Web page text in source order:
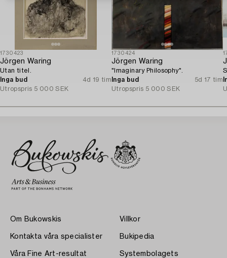
1730423
Jörgen Waring
Utan titel.
Inga bud
4d 19 tim
Utropspris 5 000 SEK
1730424
Jörgen Waring
"Imaginary Philosophy".
Inga bud
5d 17 tim
Utropspris 5 000 SEK
Om Bukowskis
Kontakta våra specialister
Våra Fine Art-resultat
Villkor
Bukipedia
Systembolagets